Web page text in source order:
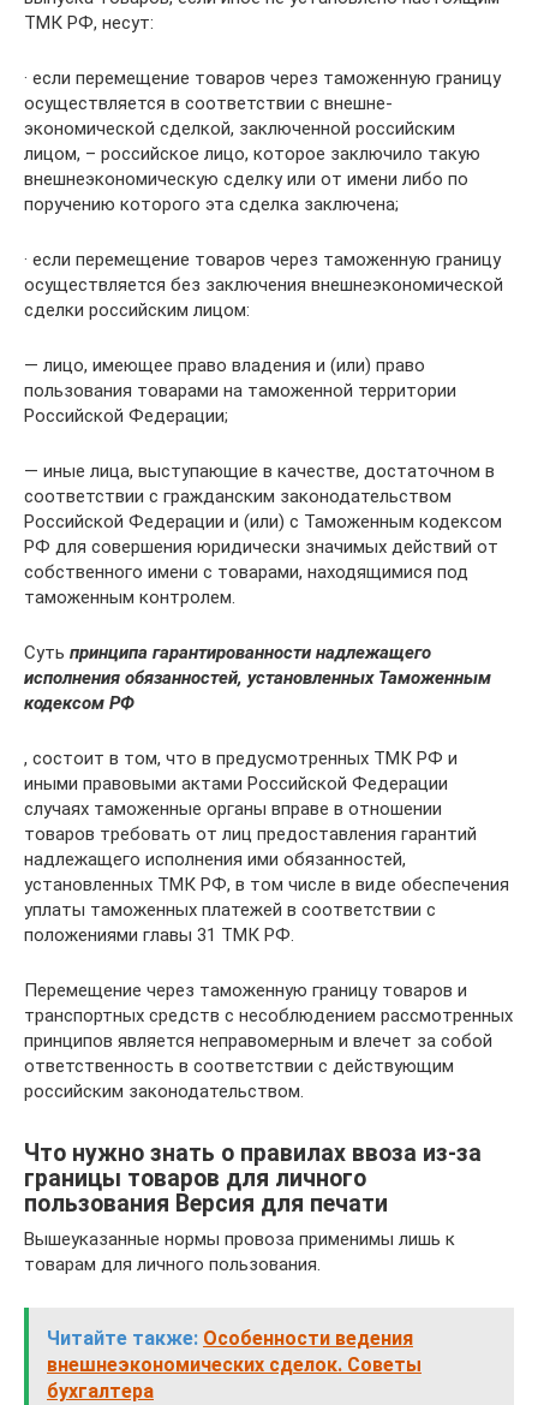
ТМК РФ, несут:
· если перемещение товаров через таможенную границу
осуществляется в соответствии с внешне­
экономической сделкой, заключенной российским
лицом, – российское лицо, которое заключило та­кую
внешнеэкономическую сделку или от имени либо по
поручению которого эта сделка заключена;
· если перемещение товаров через таможенную границу
осуществляется без заключения внешнеэко­номической
сделки российским лицом:
— лицо, имеющее право владения и (или) право
пользования товарами на таможенной территории
Российской Федерации;
— иные лица, выступающие в качестве, достаточном в
соответствии с гражданским законодательством
Российской Федерации и (или) с Таможенным кодексом
РФ для совершения юридически значимых действий от
собственного имени с товарами, находящимися под
таможенным контролем.
Суть принципа гарантированности надлежащего
исполнения обязанностей, установленных Таможенным
кодексом РФ
, состоит в том, что в предус­мотренных ТМК РФ и
иными правовыми актами Российской Федерации
случаях та­моженные органы вправе в отношении
товаров требовать от лиц предоставления гарантий
надлежаще­го исполнения ими обязанностей,
установленных ТМК РФ, в том числе в виде обес­печения
уплаты таможенных платежей в соответствии с
положениями главы 31 ТМК РФ.
Перемещение через таможенную границу товаров и
транспортных средств с несоблюдением рас­смотренных
принципов является неправомерным и влечет за собой
ответственность в соответ­ствии с действующим
российским законодательством.
Что нужно знать о правилах ввоза из-за
границы товаров для личного
пользования Версия для печати
Вышеуказанные нормы провоза применимы лишь к
товарам для личного пользования.
Читайте также: Особенности ведения
внешнеэкономических сделок. Советы
бухгалтера